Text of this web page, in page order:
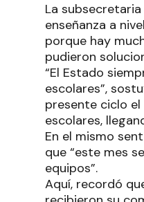
La
enseñanza a
porque hay
pudieron
“El Estado
escolares”,
presente ciclo
escolares,
En el mismo
que “este mes
equipos”.
Aquí, recordó